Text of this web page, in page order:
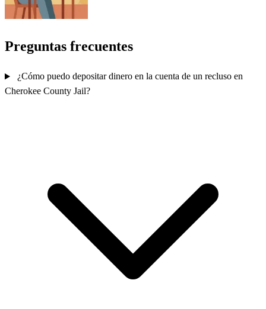
Preguntas frecuentes
¿Cómo puedo depositar dinero en la cuenta de un recluso en
Cherokee County Jail?